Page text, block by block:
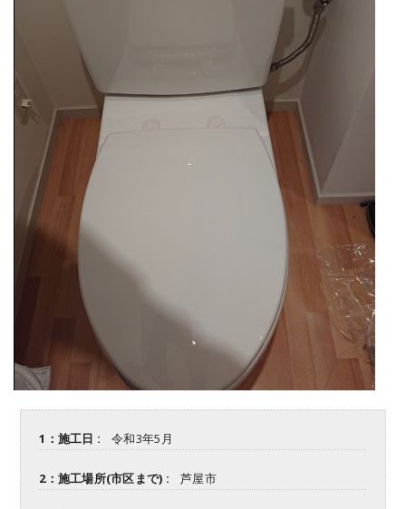
1：施工日 : 令和3年5月
2：施工場所(市区まで) : 芦屋市